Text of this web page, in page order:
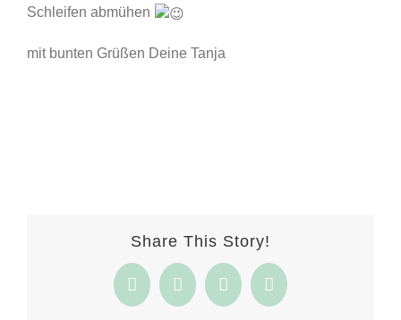
Schleifen abmühen
mit bunten Grüßen Deine Tanja
Share This Story!
FacebookTwitterPinterest
E-
Mail